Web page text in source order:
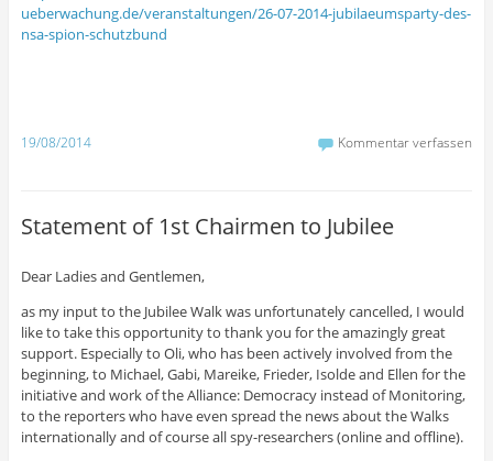
ueberwachung.de/veranstaltungen/26-07-2014-jubilaeumsparty-des-
nsa-spion-schutzbund
19/08/2014 Kommentar verfassen
Statement of 1st Chairmen to Jubilee
Dear Ladies and Gentlemen,
as my input to the Jubilee Walk was unfortunately cancelled, I would
like to take this opportunity to thank you for the amazingly great
support. Especially to Oli, who has been actively involved from the
beginning, to Michael, Gabi, Mareike, Frieder, Isolde and Ellen for the
initiative and work of the Alliance: Democracy instead of Monitoring,
to the reporters who have even spread the news about the Walks
internationally and of course all spy-researchers (online and offline).